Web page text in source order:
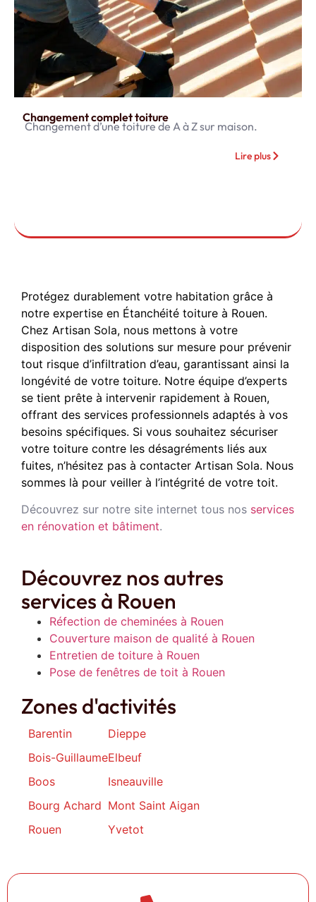
Changement complet toiture
Changement d’une toiture de A à Z sur maison.
Lire plus
Protégez durablement votre habitation grâce à
notre expertise en Étanchéité toiture à Rouen.
Chez Artisan Sola, nous mettons à votre
disposition des solutions sur mesure pour prévenir
tout risque d’infiltration d’eau, garantissant ainsi la
longévité de votre toiture. Notre équipe d’experts
se tient prête à intervenir rapidement à Rouen,
offrant des services professionnels adaptés à vos
besoins spécifiques. Si vous souhaitez sécuriser
votre toiture contre les désagréments liés aux
fuites, n’hésitez pas à contacter Artisan Sola. Nous
sommes là pour veiller à l’intégrité de votre toit.
Découvrez sur notre site internet tous nos services
en rénovation et bâtiment.
Découvrez nos autres
services à Rouen
Réfection de cheminées à Rouen
Couverture maison de qualité à Rouen
Entretien de toiture à Rouen
Pose de fenêtres de toit à Rouen
Zones d'activités
Barentin
Bois-Guillaume
Boos
Bourg Achard
Rouen
Dieppe
Elbeuf
Isneauville
Mont Saint Aigan
Yvetot